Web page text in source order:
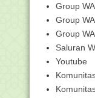
Update
Group
Group
Group
Saluran
Youtube